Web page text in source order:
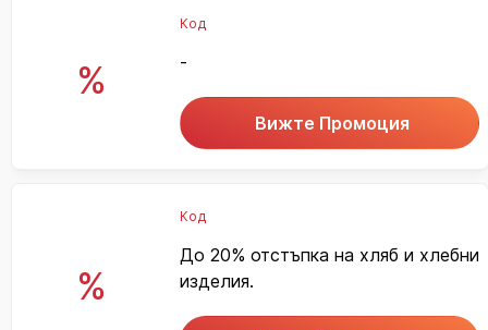
%
Код
-
Вижте Промоция
%
Код
До 20% отстъпка на хляб и хлебни
изделия.